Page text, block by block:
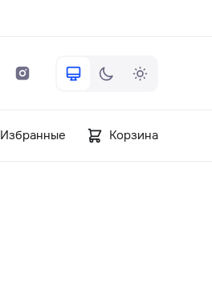
Избранные Корзина
+7 ( 705 ) 181-42-50